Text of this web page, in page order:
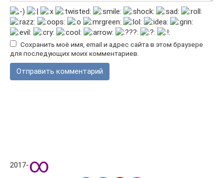
Сохранить моё имя, email и адрес сайта в этом браузере
для последующих моих комментариев.
2017-∞